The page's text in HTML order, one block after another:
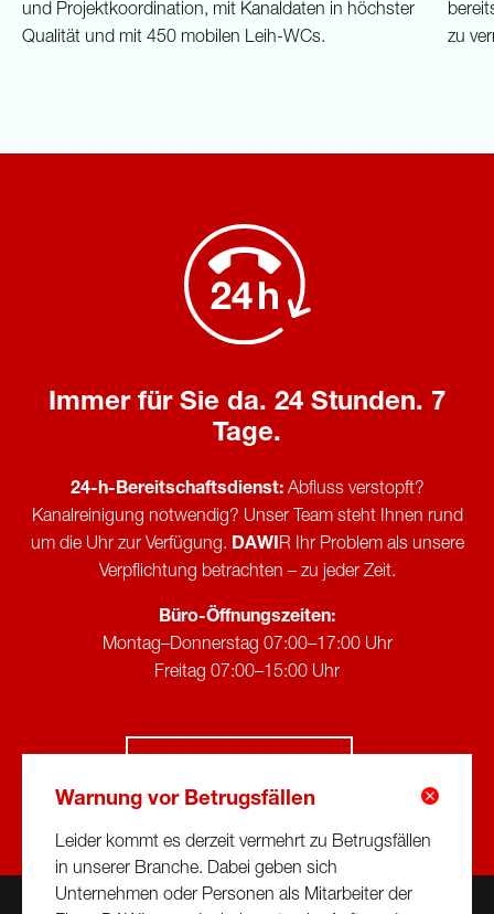
und Projektkoordination, mit Kanaldaten in höchster
Qualität und mit 450 mobilen Leih-WCs.
zu
Immer für Sie da. 24 Stunden. 7
Tage.
24-h-Bereitschaftsdienst:Abfluss verstopft?
Kanalreinigung notwendig? Unser Team steht Ihnen rund
um die Uhr zur Verfügung. DAWIR Ihr Problem als unsere
Verpflichtung betrachten – zu jeder Zeit.
Büro-Öffnungszeiten:
Montag–Donnerstag 07:00–17:00 Uhr
Freitag 07:00–15:00 Uhr
Warnung vor Betrugsfällen
Leider kommt es derzeit vermehrt zu Betrugsfällen
in unserer Branche. Dabei geben sich
Unternehmen oder Personen als Mitarbeiter der